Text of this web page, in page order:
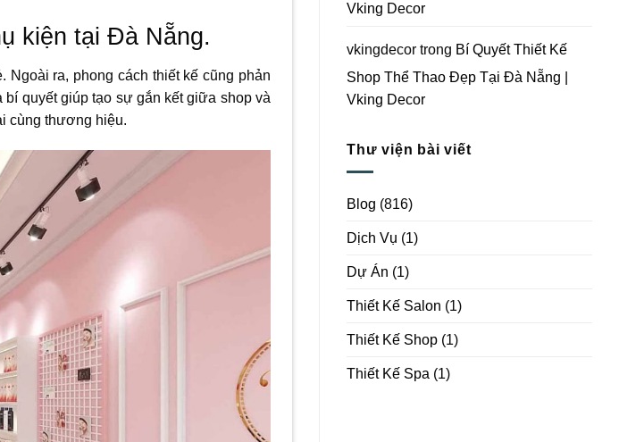
kiện tại Đà Nẵng.
ra, phong cách thiết kế cũng phản
quyết giúp tạo sự gắn kết giữa shop và
cùng thương hiệu.
Vking Decor
vkingdecor trong Bí Quyết Thiết Kế
Shop Thể Thao Đẹp Tại Đà Nẵng |
Vking Decor
Thư viện bài viết
Blog (816)
Dịch Vụ (1)
Dự Án (1)
Thiết Kế Salon (1)
Thiết Kế Shop (1)
Thiết Kế Spa (1)